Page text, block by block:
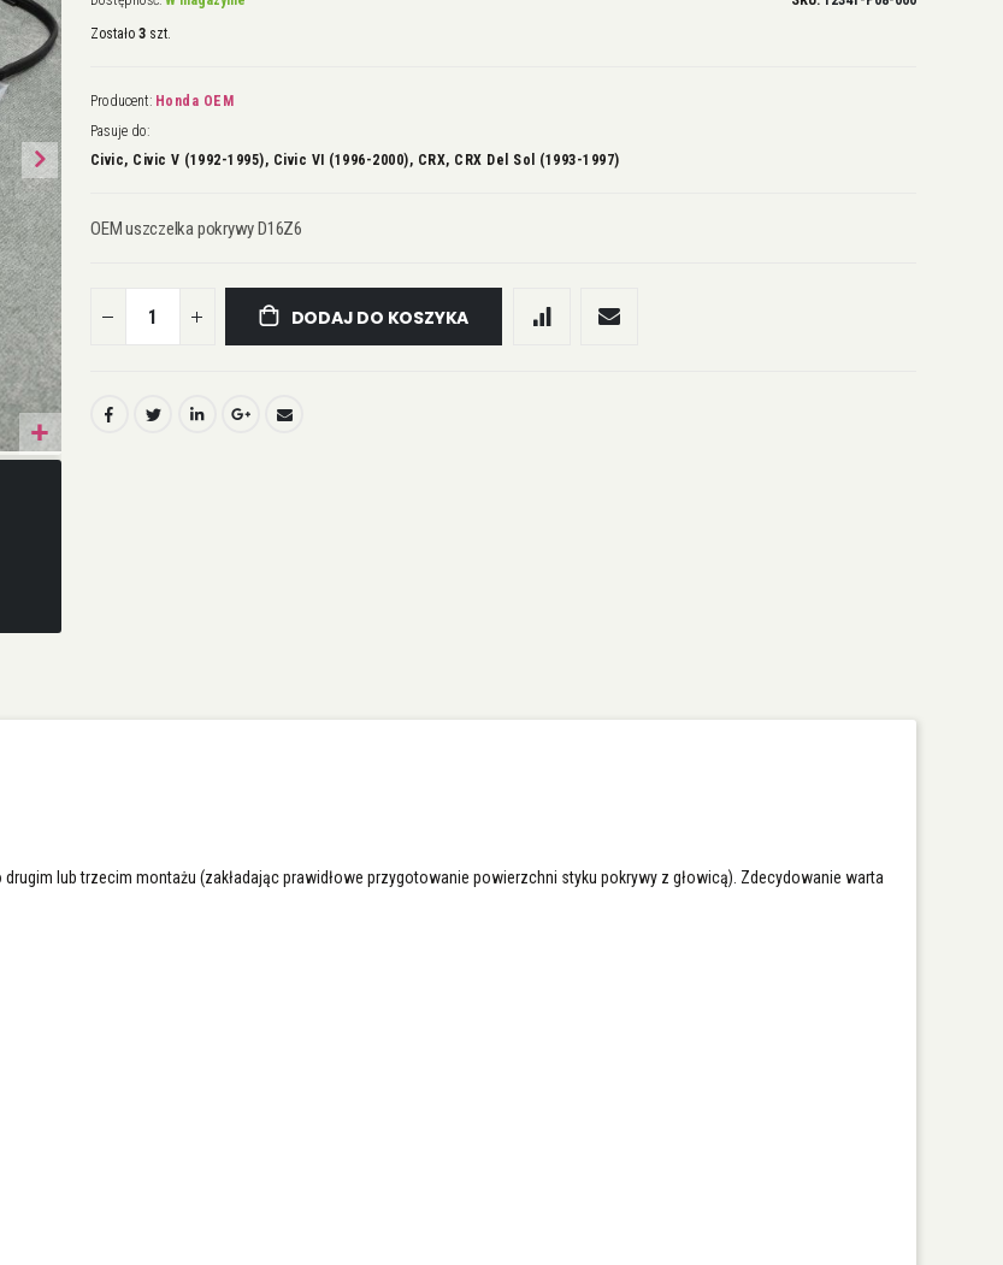
Zostało 3szt.
Producent: Honda OEM
Pasuje do:
Civic, Civic V (1992-1995), Civic VI (1996-2000), CRX, CRX Del Sol (1993-1997)
OEM uszczelka pokrywy D16Z6
DODAJ DO KOSZYKA
lub trzecim montażu (zakładając prawidłowe przygotowanie powierzchni styku pokrywy z głowicą). Zdecydowanie warta